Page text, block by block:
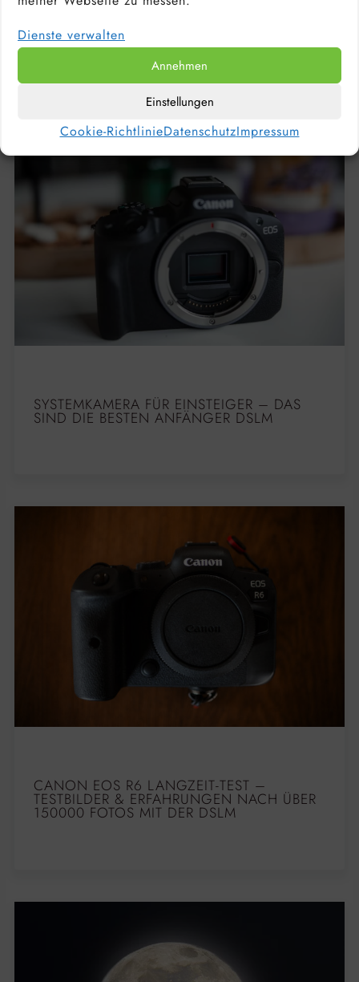
Dienste verwalten
Annehmen
Einstellungen
Cookie-RichtlinieDatenschutzImpressum
LAPTOP FÜR BILDBEARBEITUNG &
ACHTEN
SYSTEMKAMERA FÜR EINSTEIGER – DAS
SIND DIE BESTEN ANFÄNGER DSLM
CANON EOS R6 LANGZEIT-TEST –
TESTBILDER & ERFAHRUNGEN NACH ÜBER
150000 FOTOS MIT DER DSLM